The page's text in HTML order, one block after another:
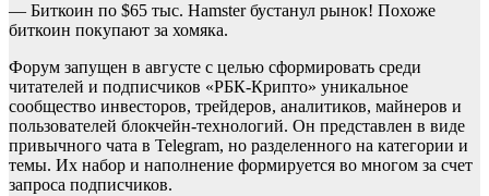
— Биткоин по $65 тыс. Hamster бустанул рынок! Похоже
биткоин покупают за хомяка.
Форум запущен в августе с целью сформировать среди
читателей и подписчиков «РБК-Крипто» уникальное
сообщество инвесторов, трейдеров, аналитиков, майнеров и
пользователей блокчейн-технологий. Он представлен в виде
привычного чата в Telegram, но разделенного на категории и
темы. Их набор и наполнение формируется во многом за счет
запроса подписчиков.